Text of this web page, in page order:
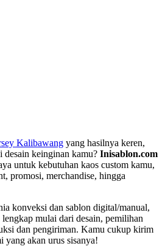
Kalibawang yang hasilnya keren,
desain keinginan kamu? Inisablon.com
untuk kebutuhan kaos custom kamu,
promosi, merchandise, hingga
konveksi dan sablon digital/manual,
mulai dari desain, pemilihan
dan pengiriman. Kamu cukup kirim
yang akan urus sisanya!